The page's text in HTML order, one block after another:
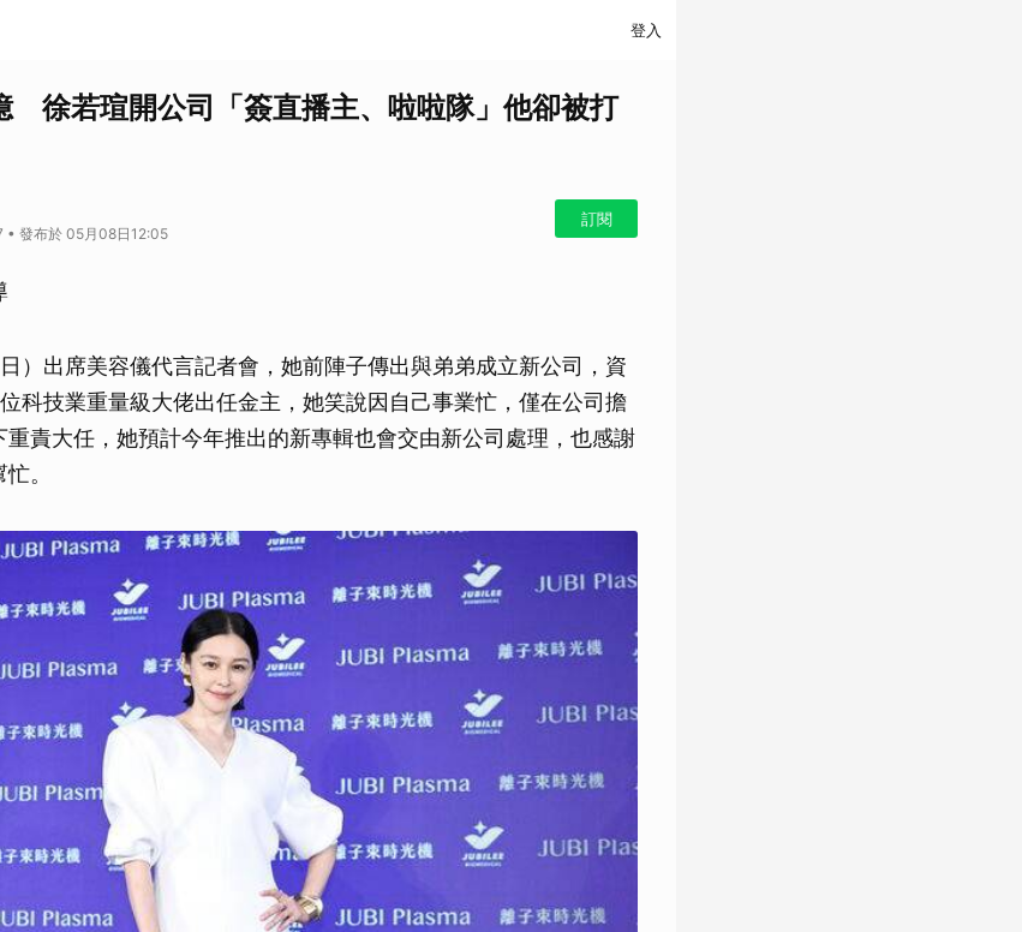
登入
徐若瑄開公司「簽直播主、啦啦隊」他卻被打
發布於 05月08日12:05
訂閱
）出席美容儀代言記者會，她前陣子傳出與弟弟成立新公司，資
科技業重量級大佬出任金主，她笑說因自己事業忙，僅在公司擔
責大任，她預計今年推出的新專輯也會交由新公司處理，也感謝
。